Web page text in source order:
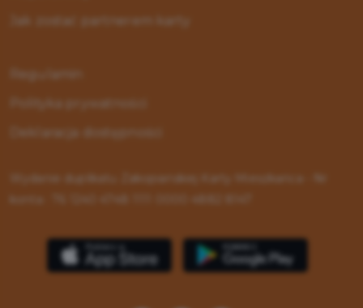
Jak zostać partnerem karty
Regulamin
Polityka prywatności
Deklaracja dostępności
Wydanie duplikatu Zakopiańskiej Karty Mieszkańca - Nr